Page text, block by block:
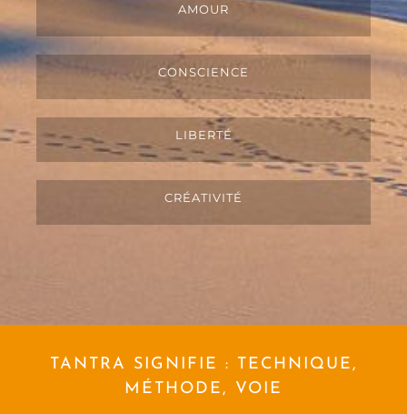
AMOUR
CONSCIENCE
LIBERTÉ
CRÉATIVITÉ
TANTRA SIGNIFIE : TECHNIQUE,
MÉTHODE, VOIE